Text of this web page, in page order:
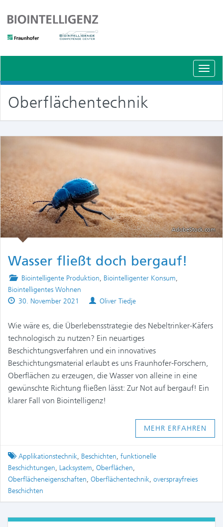
Oberflächentechnik
AdobeStock.com
Wasser fließt doch bergauf!
Posted
in
Biointelligente Produktion, Biointelligenter Konsum,
Biointelligentes Wohnen
Published
30. November 2021 Authors
Oliver Tiedje
Wie wäre es, die Überlebensstrategie des Nebeltrinker-Käfers
technologisch zu nutzen? Ein neuartiges
Beschichtungsverfahren und ein innovatives
Beschichtungsmaterial erlaubt es uns Fraunhofer-Forschern,
Oberflächen zu erzeugen, die Wasser von alleine in eine
gewünschte Richtung fließen lässt: Zur Not auf bergauf! Ein
klarer Fall von Biointelligenz!
MEHR ERFAHREN
Tagged
Applikationstechnik, Beschichten, funktionelle
Beschichtungen, Lacksystem, Oberflächen,
Oberflächeneigenschaften, Oberflächentechnik, oversprayfreies
Beschichten